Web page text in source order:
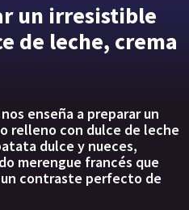
un irresistible
de leche, crema
enseña a preparar un
relleno con dulce de leche
dulce y nueces,
merengue francés que
contraste perfecto de